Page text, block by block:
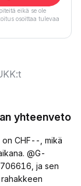
eikä se ole
osoittaa tulevaa
yhteenveto
CHF--, mikä
@G-
ja sen